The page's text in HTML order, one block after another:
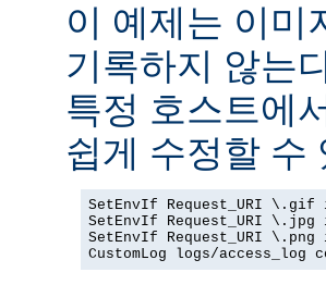
이 예제는 이미
기록하지 않는
특정 호스트에
쉽게 수정할 수
SetEnvIf Request_URI \.gif
SetEnvIf Request_URI \.jpg
SetEnvIf Request_URI \.png
CustomLog logs/access_log